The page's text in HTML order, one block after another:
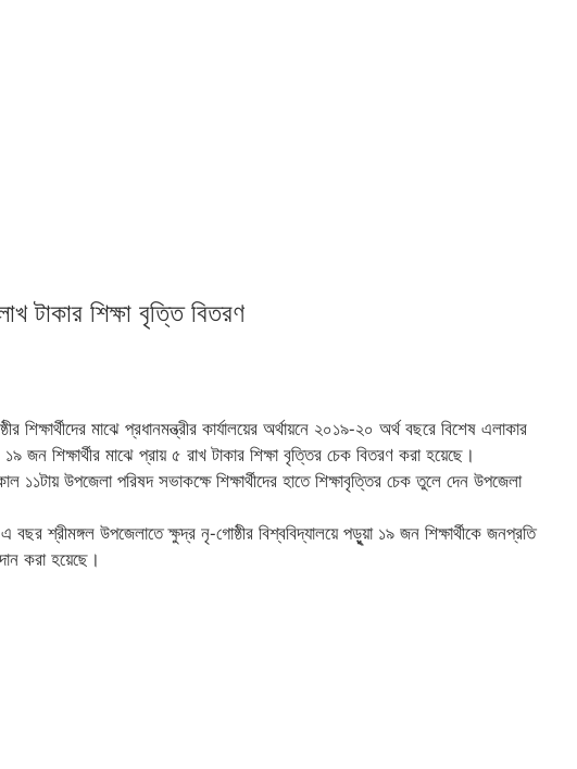
টাকার শিক্ষা বৃত্তি বিতরণ
মাঝে প্রধানমন্ত্রীর কার্যালয়ের অর্থায়নে ২০১৯-২০ অর্থ বছরে বিশেষ এলাকার
শিক্ষার্থীর মাঝে প্রায় ৫ রাখ টাকার শিক্ষা বৃত্তির চেক বিতরণ করা হয়েছে।
উপজেলা পরিষদ সভাকক্ষে শিক্ষার্থীদের হাতে শিক্ষাবৃত্তির চেক তুলে দেন উপজেলা
শ্রীমঙ্গল উপজেলাতে ক্ষুদ্র নৃ-গোষ্ঠীর বিশ্ববিদ্যালয়ে পড়ুৃয়া ১৯ জন শিক্ষার্থীকে জনপ্রতি
করা হয়েছে।